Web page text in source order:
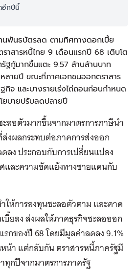
อีกปีนี้
พันธบัตรลด ตามทิศทางดอกเบี้ย
าสารหนี้ไทย 9 เดือนแรกปี 68 เติบโต
ฐกู้มากขึ้นแตะ 9.57 ล้านล้านบาท
ลายปี ขณะที่ภาคเอกชนออกตราสาร
กิจ และบางรายเร่งไถ่ถอนก่อนกำหนด
ยบายปรับลดปลายปี
ะลอตัวมากขึ้นจากมาตรการภาษีนำ
ส่งผลกระทบต่อภาคการส่งออก
ลง ประกอบกับการเปลี่ยนแปลง
และความขัดแย้งทางชายแดนกับ
ให้การลงทุนชะลอตัวตาม และคาด
บี้ยลง ส่งผลให้ภาคธุรกิจชะลอออก
กของปี 68 โดยมีมูลค่าลดลง 9.1%
น้า แต่กลับกัน ตราสารหนี้ภาครัฐมี
กปีจากมาตรการภาครัฐ